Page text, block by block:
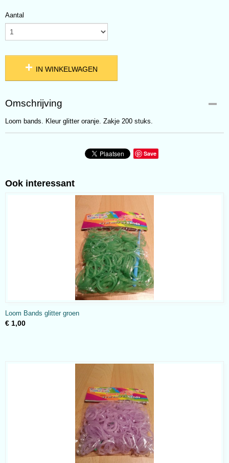
Aantal
IN WINKELWAGEN
Omschrijving
Loom bands. Kleur glitter oranje. Zakje 200 stuks.
Save
Ook interessant
Loom Bands glitter groen
€ 1,00